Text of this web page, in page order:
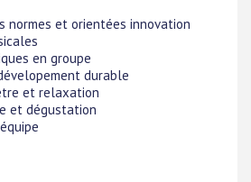
normes et orientées innovation
en groupe
durable
et relaxation
et dégustation